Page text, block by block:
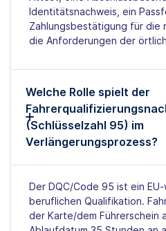
Identitätsnachweis, ein
Zahlungsbestätigung für die
die Anforderungen der
Welche Rolle spielt der
(Schlüsselzahl 95) im
Verlängerungsprozess?
Der DQC/Code 95 ist ein
beruflichen Qualifikation.
der Karte/dem Führerschein